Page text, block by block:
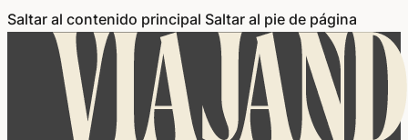
Saltar al contenido principal Saltar al pie de página